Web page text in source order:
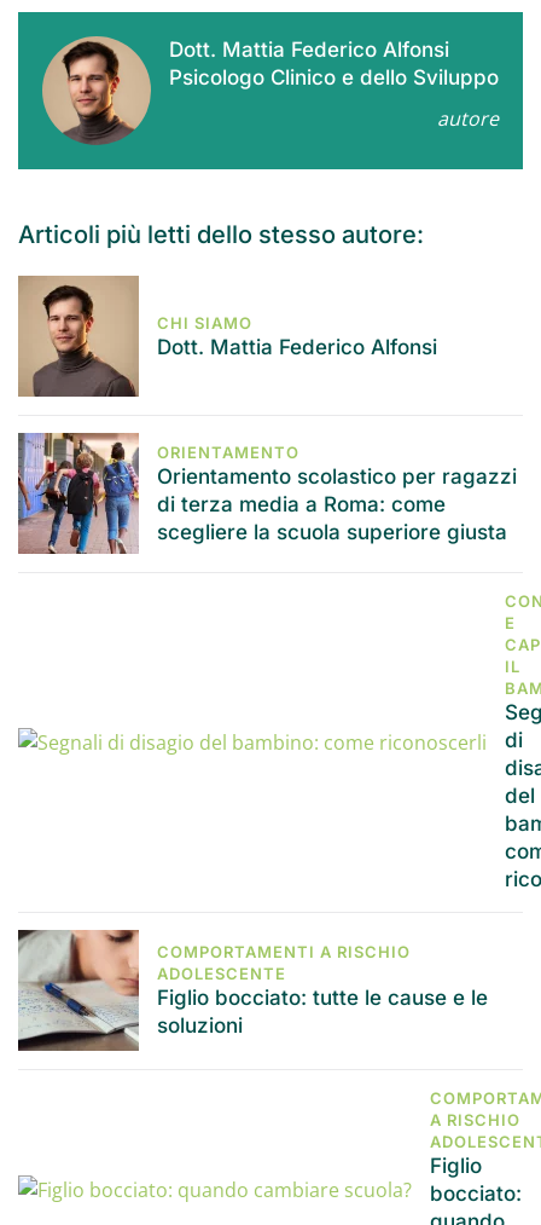
Dott. Mattia Federico Alfonsi
Psicologo Clinico e dello Sviluppo
autore
Articoli più letti dello stesso autore:
CHI SIAMO
Dott. Mattia Federico Alfonsi
ORIENTAMENTO
Orientamento scolastico per ragazzi
di terza media a Roma: come
scegliere la scuola superiore giusta
E
IL
di
del
COMPORTAMENTI A RISCHIO
ADOLESCENTE
Figlio bocciato: tutte le cause e le
soluzioni
A RISCHIO
Figlio
bocciato: